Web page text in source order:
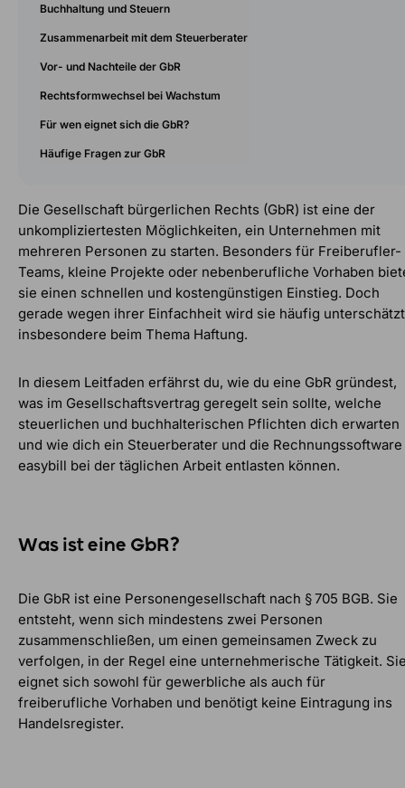
Buchhaltung und Steuern
Zusammenarbeit mit dem Steuerberater
Vor- und Nachteile der GbR
Rechtsformwechsel bei Wachstum
Für wen eignet sich die GbR?
Häufige Fragen zur GbR
Die Gesellschaft bürgerlichen Rechts (GbR) ist eine der
unkompliziertesten Möglichkeiten, ein Unternehmen mit
mehreren Personen zu starten. Besonders für Freiberufler-
Teams, kleine Projekte oder nebenberufliche Vorhaben
sie einen schnellen und kostengünstigen Einstieg. Doch
gerade wegen ihrer Einfachheit wird sie häufig
insbesondere beim Thema Haftung.
In diesem Leitfaden erfährst du, wie du eine GbR gründest,
was im Gesellschaftsvertrag geregelt sein sollte, welche
steuerlichen und buchhalterischen Pflichten dich erwarten
und wie dich ein Steuerberater und die Rechnungssoftware
easybill bei der täglichen Arbeit entlasten können.
Was ist eine GbR?
Die GbR ist eine Personengesellschaft nach § 705 BGB. Sie
entsteht, wenn sich mindestens zwei Personen
zusammenschließen, um einen gemeinsamen Zweck zu
verfolgen, in der Regel eine unternehmerische Tätigkeit.
eignet sich sowohl für gewerbliche als auch für
freiberufliche Vorhaben und benötigt keine Eintragung ins
Handelsregister.